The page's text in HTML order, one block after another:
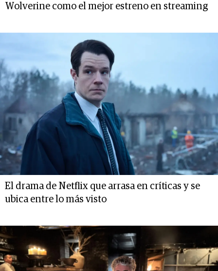
Wolverine como el mejor estreno en streaming
El drama de Netflix que arrasa en críticas y se
ubica entre lo más visto